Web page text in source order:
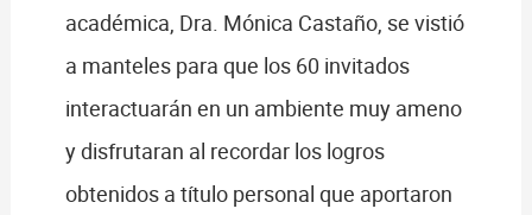
académica, Dra. Mónica Castaño, se vistió
a manteles para que los 60 invitados
interactuarán en un ambiente muy ameno
y disfrutaran al recordar los logros
obtenidos a título personal que aportaron